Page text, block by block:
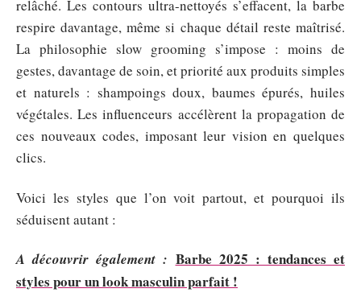
relâché. Les contours ultra-nettoyés s’effacent, la barbe
respire davantage, même si chaque détail reste maîtrisé.
La philosophie slow grooming s’impose : moins de
gestes, davantage de soin, et priorité aux produits simples
et naturels : shampoings doux, baumes épurés, huiles
végétales. Les influenceurs accélèrent la propagation de
ces nouveaux codes, imposant leur vision en quelques
clics.
Voici les styles que l’on voit partout, et pourquoi ils
séduisent autant :
A découvrir également : Barbe 2025 : tendances et
styles pour un look masculin parfait !